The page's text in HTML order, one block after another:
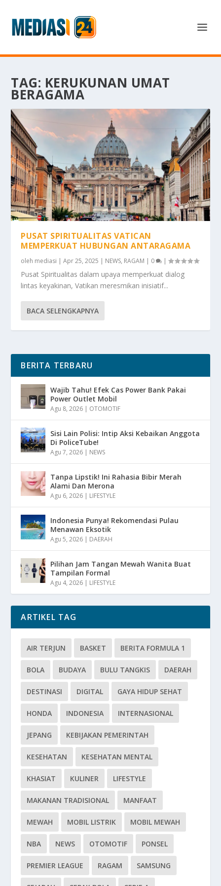
TAG: KERUKUNAN UMAT
BERAGAMA
PUSAT SPIRITUALITAS VATICAN
MEMPERKUAT HUBUNGAN ANTARAGAMA
oleh mediasi |Apr 25, 2025 | NEWS, RAGAM | 0 |
Pusat Spiritualitas dalam upaya memperkuat dialog
lintas keyakinan, Vatikan meresmikan inisiatif...
BACA SELENGKAPNYA
BERITA TERBARU
Wajib Tahu! Efek Cas Power Bank Pakai
Power Outlet Mobil
Agu 8, 2026 | OTOMOTIF
Sisi Lain Polisi: Intip Aksi Kebaikan Anggota
Di PoliceTube!
Agu 7, 2026 | NEWS
Tanpa Lipstik! Ini Rahasia Bibir Merah
Alami Dan Merona
Agu 6, 2026 | LIFESTYLE
Indonesia Punya! Rekomendasi Pulau
Menawan Eksotik
Agu 5, 2026 | DAERAH
Pilihan Jam Tangan Mewah Wanita Buat
Tampilan Formal
Agu 4, 2026 | LIFESTYLE
ARTIKEL TAG
AIR TERJUN BASKET BERITA FORMULA 1
BOLA BUDAYA BULU TANGKIS DAERAH
DESTINASI DIGITAL GAYA HIDUP SEHAT
HONDA INDONESIA INTERNASIONAL
JEPANG KEBIJAKAN PEMERINTAH
KESEHATAN KESEHATAN MENTAL
KHASIAT KULINER LIFESTYLE
MAKANAN TRADISIONAL MANFAAT
MEWAH MOBIL LISTRIK MOBIL MEWAH
NBA NEWS OTOMOTIF PONSEL
PREMIER LEAGUE RAGAM SAMSUNG